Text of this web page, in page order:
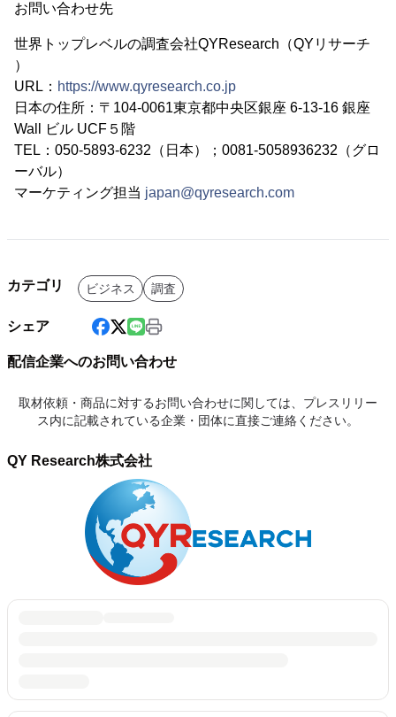
お問い合わせ先
世界トップレベルの調査会社QYResearch（QYリサーチ
）
URL： https://www.qyresearch.co.jp
日本の住所：〒104-0061東京都中央区銀座 6-13-16 銀座
Wall ビル UCF５階
TEL：050-5893-6232（日本）；0081-5058936232（グロ
ーバル）
マーケティング担当 japan@qyresearch.com
カテゴリ ビジネス 調査
シェア
配信企業へのお問い合わせ
取材依頼・商品に対するお問い合わせに関しては、プレスリリー
ス内に記載されている企業・団体に直接ご連絡ください。
QY Research株式会社